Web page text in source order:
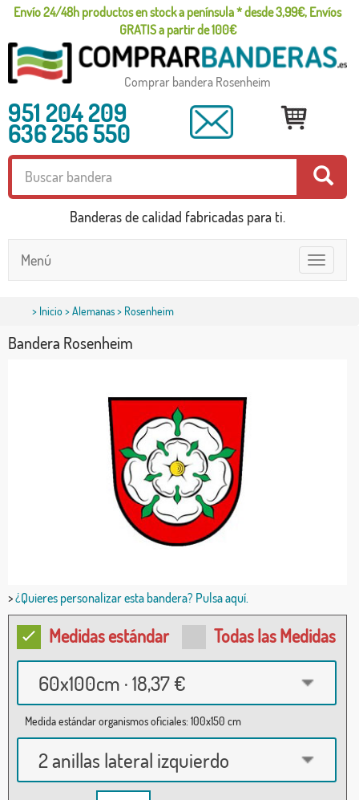
Envío 24/48h productos en stock a península * desde 3,99€, Envíos
GRATIS a partir de 100€
Comprar bandera Rosenheim
951 204 209
636 256 550
Banderas de calidad fabricadas para ti.
Toggle
navigation
Menú
> Inicio>Alemanas> Rosenheim
Bandera Rosenheim
>¿Quieres personalizar esta bandera? Pulsa aquí.
Medidas estándar Todas las Medidas
60x100cm · 18,37 €
Medida estándar organismos oficiales: 100x150 cm
2 anillas lateral izquierdo